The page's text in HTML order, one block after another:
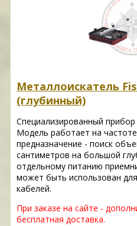
Металлоискатель
(глубинный)
Специализированный прибор
Модель работает на
предназначение - поиск
сантиметров на большой
отдельному питанию
может быть использован
кабелей.
При заказе на сайте -
бесплатная доставка.